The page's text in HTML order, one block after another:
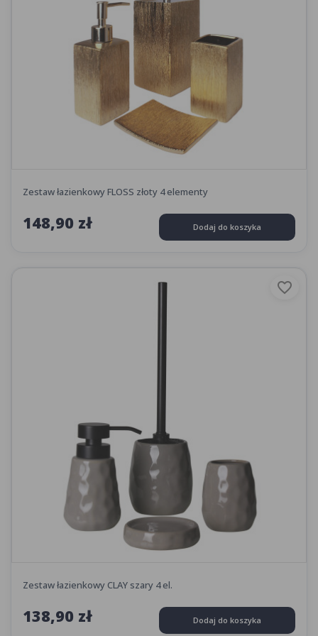
Zestaw łazienkowy FLOSS złoty 4 elementy
148,90 zł Dodaj do koszyka
favorite_border
Zestaw łazienkowy CLAY szary 4 el.
138,90 zł Dodaj do koszyka